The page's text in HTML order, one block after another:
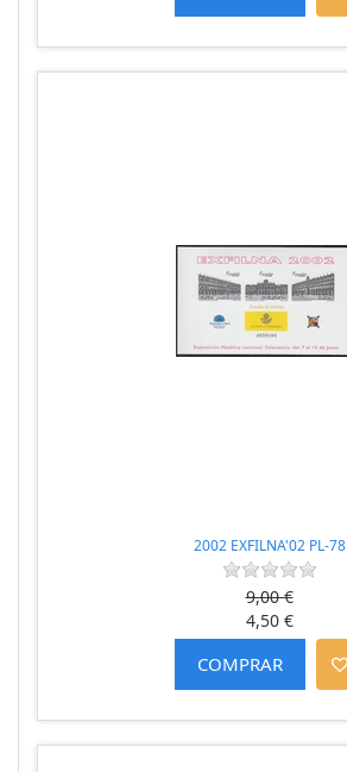
2002 EXFILNA'02 PL-78
9,00 €
4,50 €